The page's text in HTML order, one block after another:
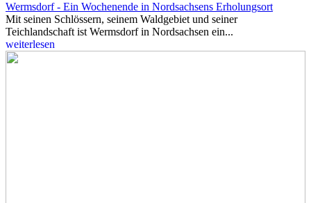
Wermsdorf - Ein Wochenende in Nordsachsens Erholungsort
Mit seinen Schlössern, seinem Waldgebiet und seiner
Teichlandschaft ist Wermsdorf in Nordsachsen ein...
weiterlesen